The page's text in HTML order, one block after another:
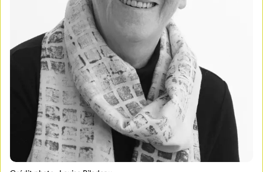
Mon Salon
Programmation
Billetterie
Pour enregistrer vos favoris,
connectez-vous ou créez votre profil
Mon Salon
Se connecter